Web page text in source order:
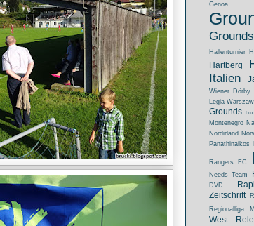
Genoa
Hallenturnier
Hartberg
Italien
Wiener Dörby
Legia
Grounds
Montenegro
Nordirland
Panathinaikos
Rangers FC
Needs Team
DVD
Zeitschrift
Regionalliga
West